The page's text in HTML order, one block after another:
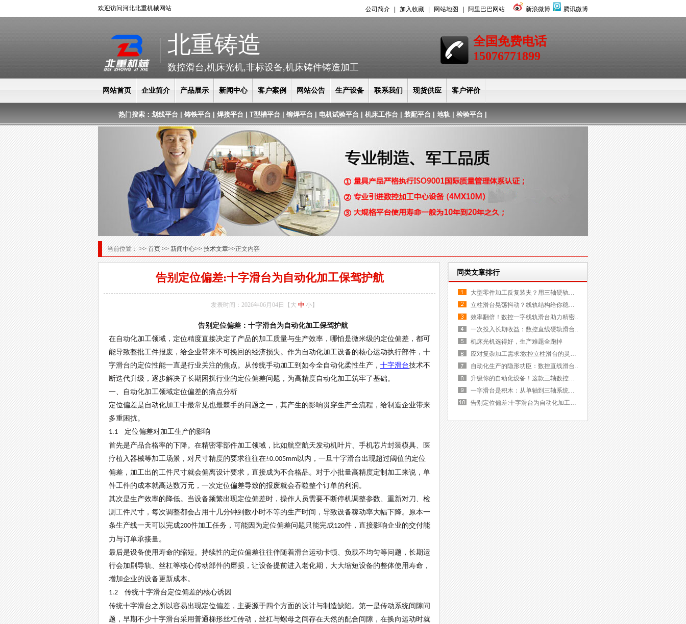
欢迎访问河北北重机械网站 公司简介 加入收藏 网站地图 阿里巴巴网站 新浪微博 腾讯微博
北重铸造
数控滑台,机床光机,非标设备,机床铸件铸造加工
全国免费电话
15076771899
网站首页 企业简介 产品展示 新闻中心 客户案例 网站公告 生产设备 联系我们 现货供应 客户评价
热门搜索： 划线平台 铸铁平台 焊接平台 T型槽平台 铆焊平台 电机试验平台 机床工作台 装配平台 地轨 检验平台
当前位置： >>首页>> 新闻中心>>技术文章>>正文内容
告别定位偏差:十字滑台为自动化加工保驾护航
发表时间：2026年06月04日【 大 中 小】
告别定位偏差：十字滑台为自动化加工保驾护航
在自动化加工领域，定位精度直接决定了产品的加工质量与生产效率，哪怕是微米级的定位偏差，都可
能导致整批工件报废，给企业带来不可挽回的经济损失。作为自动化加工设备的核心运动执行部件，十
字滑台的定位性能一直是行业关注的焦点。从传统手动加工到如今全自动化柔性生产， 十字滑台技术不
断迭代升级，逐步解决了长期困扰行业的定位偏差问题，为高精度自动化加工筑牢了基础。
一、自动化加工领域定位偏差的痛点分析
定位偏差是自动化加工中最常见也最棘手的问题之一，其产生的影响贯穿生产全流程，给制造企业带来
多重困扰。
1.1 定位偏差对加工生产的影响
首先是产品合格率的下降。在精密零部件加工领域，比如航空航天发动机叶片、手机芯片封装模具、医
疗植入器械等加工场景，对尺寸精度的要求往往在±0.005mm以内，一旦十字滑台出现超过阈值的定位
偏差，加工出的工件尺寸就会偏离设计要求，直接成为不合格品。对于小批量高精度定制加工来说，单
件工件的成本就高达数万元，一次定位偏差导致的报废就会吞噬整个订单的利润。
其次是生产效率的降低。当设备频繁出现定位偏差时，操作人员需要不断停机调整参数、重新对刀、检
测工件尺寸，每次调整都会占用十几分钟到数小时不等的生产时间，导致设备稼动率大幅下降。原本一
条生产线一天可以完成200件加工任务，可能因为定位偏差问题只能完成120件，直接影响企业的交付能
力与订单承接量。
最后是设备使用寿命的缩短。持续性的定位偏差往往伴随着滑台运动卡顿、负载不均匀等问题，长期运
行会加剧导轨、丝杠等核心传动部件的磨损，让设备提前进入老化期，大大缩短设备的整体使用寿命，
增加企业的设备更新成本。
1.2 传统十字滑台定位偏差的核心诱因
传统十字滑台之所以容易出现定位偏差，主要源于四个方面的设计与制造缺陷。第一是传动系统间隙问
题，早期不少十字滑台采用普通梯形丝杠传动，丝杠与螺母之间存在天然的配合间隙，在换向运动时就
同类文章排行
大型零件加工反复装夹？用三轴硬轨…
立柱滑台晃荡抖动？线轨结构给你稳…
效率翻倍！数控一字线轨滑台助力精密…
一次投入长期收益：数控直线硬轨滑台…
机床光机选得好，生产难题全跑掉
应对复杂加工需求:数控立柱滑台的灵…
自动化生产的隐形功臣：数控直线滑台…
升级你的自动化设备！这款三轴数控…
一字滑台是积木：从单轴到三轴系统…
告别定位偏差:十字滑台为自动化加工…